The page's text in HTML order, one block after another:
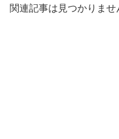
関連記事は見つかりませ